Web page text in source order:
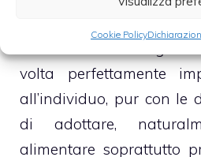
Cookie Policy
volta perfettamente
all’individuo, pur con le
di adottare,
alimentare soprattutto